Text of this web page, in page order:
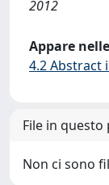
2012
Appare
4.2 Abstract
File in
Non ci sono